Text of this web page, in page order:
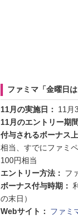
ファミマ「金曜日
11月の実施日： 11月
11月のエントリー期
付与されるボーナス
相当、すでにファミ
100円相当
エントリー方法： フ
ボーナス付与時期：
の末日）
Webサイト： ファミ